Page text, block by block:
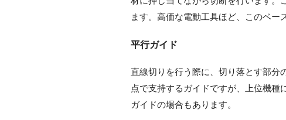
ます。高価な電動工具ほど、このベー
平行ガイド
直線切りを行う際に、切り落とす部分
点で支持するガイドですが、上位機種
ガイドの場合もあります。